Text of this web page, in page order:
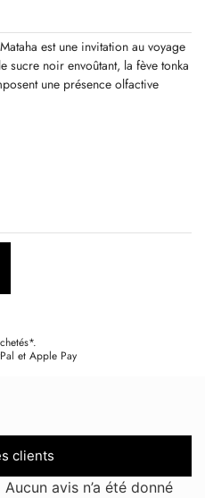
est une invitation au voyage
sucre noir envoûtant, la fève tonka
une présence olfactive
et Apple Pay
clients
Aucun avis n’a été donné